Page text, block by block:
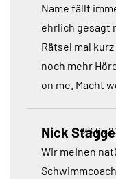
Name fällt
ehrlich gesagt
Rätsel mal
noch mehr
on me. Macht
Nick
Wir meinen